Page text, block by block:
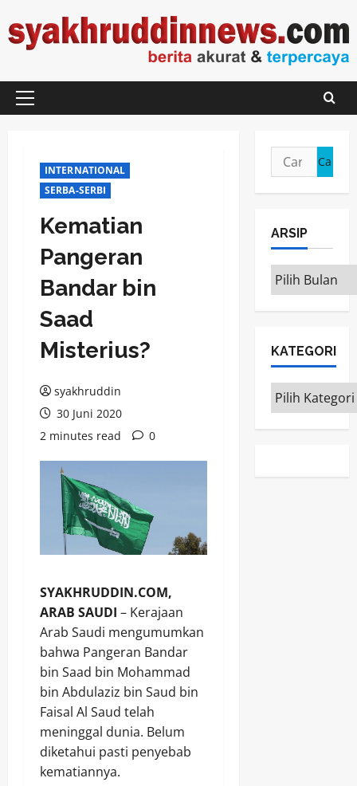
to
content
Primary
INTERNATIONAL
SERBA-SERBI
Kematian
Pangeran
Bandar bin
Saad
Misterius?
syakhruddin
30 Juni 2020
2 minutes read
0
SYAKHRUDDIN.COM,
ARAB SAUDI – Kerajaan
Arab Saudi mengumumkan
bahwa Pangeran Bandar
bin Saad bin Mohammad
bin Abdulaziz bin Saud bin
Faisal Al Saud telah
meninggal dunia. Belum
diketahui pasti penyebab
kematiannya.
Cari
untuk:
ARSIP
ARSIP
KATEGORI
Kategori